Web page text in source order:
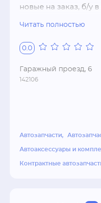
новые на заказ, б/у
технические
розница,
расчет, оплата через
интернет
Читать полностью
0.0
Гаражный проезд, 6
142106
Автозапчасти
Автоаксессуары и
Контрактные